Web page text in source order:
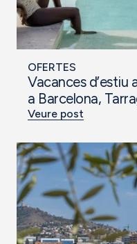
OFERTES
Vacances d’estiu
a Barcelona,
Veure post